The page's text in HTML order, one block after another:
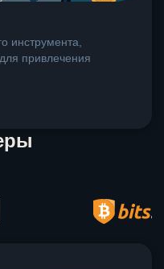
инструмента,
привлечения